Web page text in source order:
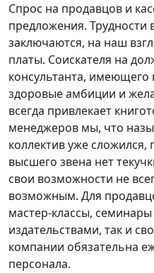
Спрос на продавцов и
предложения. Трудности
заключаются, на наш
платы. Соискателя на
консультанта,
здоровые амбиции и
всегда привлекает
менеджеров мы, что
коллектив уже
высшего звена нет
свои возможности не
возможным. Для
мастер-классы,
издательствами, так и
компании обязательна
персонала.